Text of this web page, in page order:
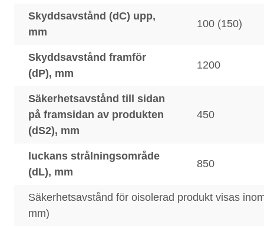
Skyddsavstånd (dC) upp,
mm
100 (150)
Skyddsavstånd framför
(dP), mm
1200
Säkerhetsavstånd till sidan
på framsidan av produkten
(dS2), mm
450
luckans strålningsområde
(dL), mm
850
Säkerhetsavstånd för oisolerad produkt visas
mm)